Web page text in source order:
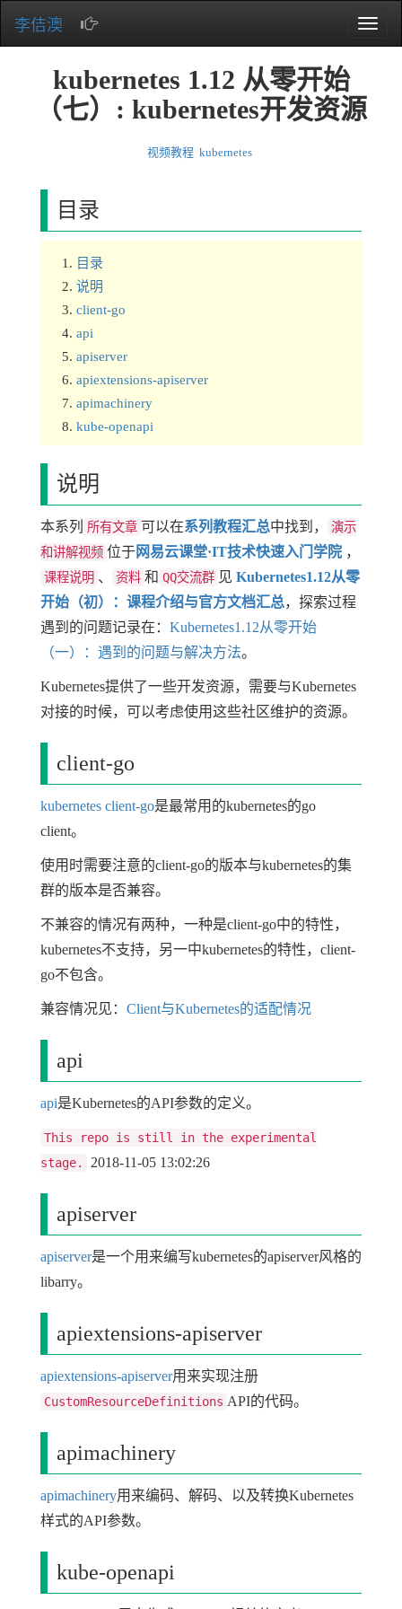
Toggle
李佶澳
kubernetes 1.12 从零开始
（七）: kubernetes开发资源
视频教程 kubernetes
目录
目录
说明
client-go
api
apiserver
apiextensions-apiserver
apimachinery
kube-openapi
说明
本系列 所有文章 可以在系列教程汇总中找到，
演示
和讲解视频 位于网易云课堂·IT技术快速入门学院 ，
课程说明 、 资料 和 QQ交流群 见 Kubernetes1.12从零
开始（初）：课程介绍与官方文档汇总，探索过程
遇到的问题记录在： Kubernetes1.12从零开始
（一）：遇到的问题与解决方法。
Kubernetes提供了一些开发资源，需要与Kubernetes
对接的时候，可以考虑使用这些社区维护的资源。
client-go
kubernetes client-go是最常用的kubernetes的go
client。
使用时需要注意的client-go的版本与kubernetes的集
群的版本是否兼容。
不兼容的情况有两种，一种是client-go中的特性，
kubernetes不支持，另一中kubernetes的特性，client-
go不包含。
兼容情况见： Client与Kubernetes的适配情况
api
api是Kubernetes的API参数的定义。
This repo is still in the experimental
stage.
2018-11-05 13:02:26
apiserver
apiserver是一个用来编写kubernetes的apiserver风格的
libarry。
apiextensions-apiserver
apiextensions-apiserver用来实现注册
CustomResourceDefinitions API的代码。
apimachinery
apimachinery用来编码、解码、以及转换Kubernetes
样式的API参数。
kube-openapi